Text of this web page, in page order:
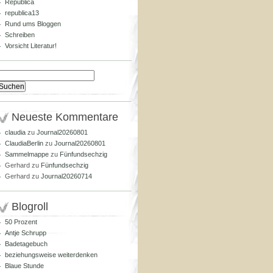
Republica
republica13
Rund ums Bloggen
Schreiben
Vorsicht Literatur!
Neueste Kommentare
claudia zu Journal20260801
ClaudiaBerlin zu Journal20260801
Sammelmappe zu Fünfundsechzig
Gerhard zu Fünfundsechzig
Gerhard zu Journal20260714
Blogroll
50 Prozent
Antje Schrupp
Badetagebuch
beziehungsweise weiterdenken
Blaue Stunde